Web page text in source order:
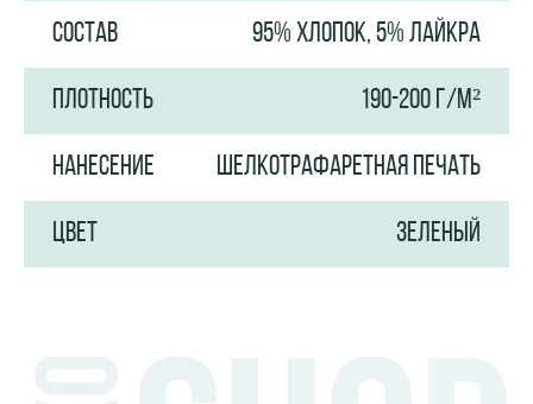
СОСТАВ 95% ХЛОПОК, 5% ЛАЙКРА
ПЛОТНОСТЬ 190-200 Г/М²
НАНЕСЕНИЕ ШЕЛКОТРАФАРЕТНАЯ ПЕЧАТЬ
ЦВЕТ ЗЕЛЕНЫЙ